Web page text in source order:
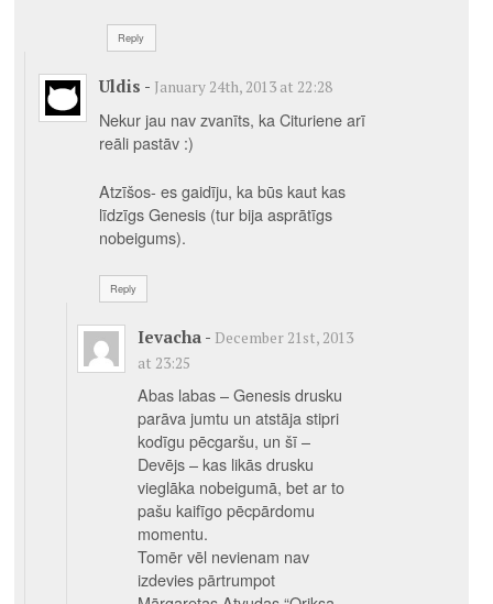
Reply
Uldis - January 24th, 2013 at 22:28
Nekur jau nav zvanīts, ka Cituriene arī
reāli pastāv :)
Atzīšos- es gaidīju, ka būs kaut kas
līdzīgs Genesis (tur bija asprātīgs
nobeigums).
Reply
Ievacha - December 21st, 2013
at 23:25
Abas labas – Genesis drusku
parāva jumtu un atstāja stipri
kodīgu pēcgaršu, un šī –
Devējs – kas likās drusku
vieglāka nobeigumā, bet ar to
pašu kaifīgo pēcpārdomu
momentu.
Tomēr vēl nevienam nav
izdevies pārtrumpot